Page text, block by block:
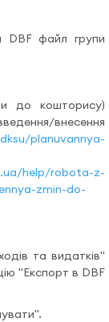
DBF файл групи
до кошторису)
внесення
planuvannya-
help/robota-z-
zmin-do-
та видатків"
"Eкспорт в DBF